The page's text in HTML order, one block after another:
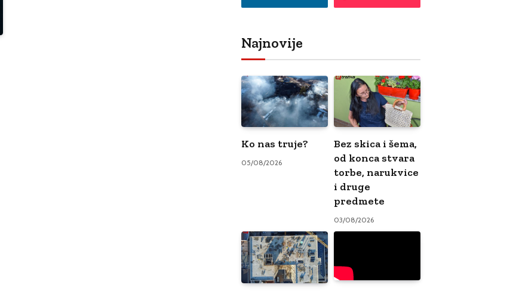
Najnovije
Ko nas truje?
05/08/2026
Bez skica i šema,
od konca stvara
torbe, narukvice
i druge
predmete
03/08/2026